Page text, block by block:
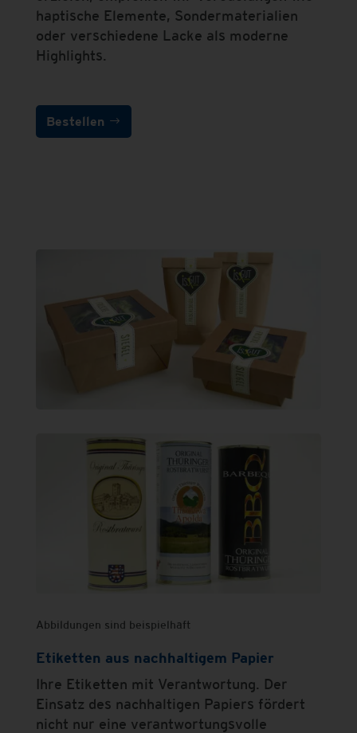
haptische Elemente, Sondermaterialien
oder verschiedene Lacke als moderne
Highlights.
Bestellen
Abbildungen sind beispielhaft
Etiketten aus nachhaltigem Papier
Ihre Etiketten mit Verantwortung. Der
Einsatz des nachhaltigen Papiers fördert
nicht nur eine verantwortungsvolle